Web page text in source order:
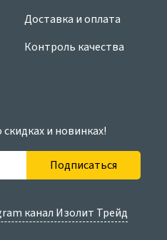
Доставка и оплата
Контроль качества
и новинках!
Подписаться
канал Изолит Трейд